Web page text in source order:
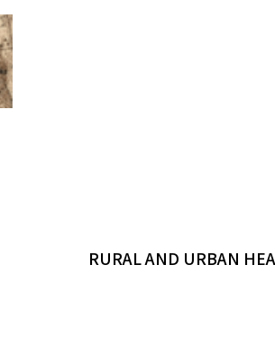
RURAL AND URBAN